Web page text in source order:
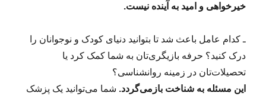
خیرخواهی و امید به آینده نیست.
ـ کدام عامل باعث شد تا بتوانید دنیای کودک و نوجوانان را
درک کنید؟ حرفه بازیگری‌تان به شما کمک کرد یا
تحصیلات‌تان در زمینه روانشناسی؟
این مسئله به شناخت بازمی‌گردد. شما می‌توانید یک پزشک